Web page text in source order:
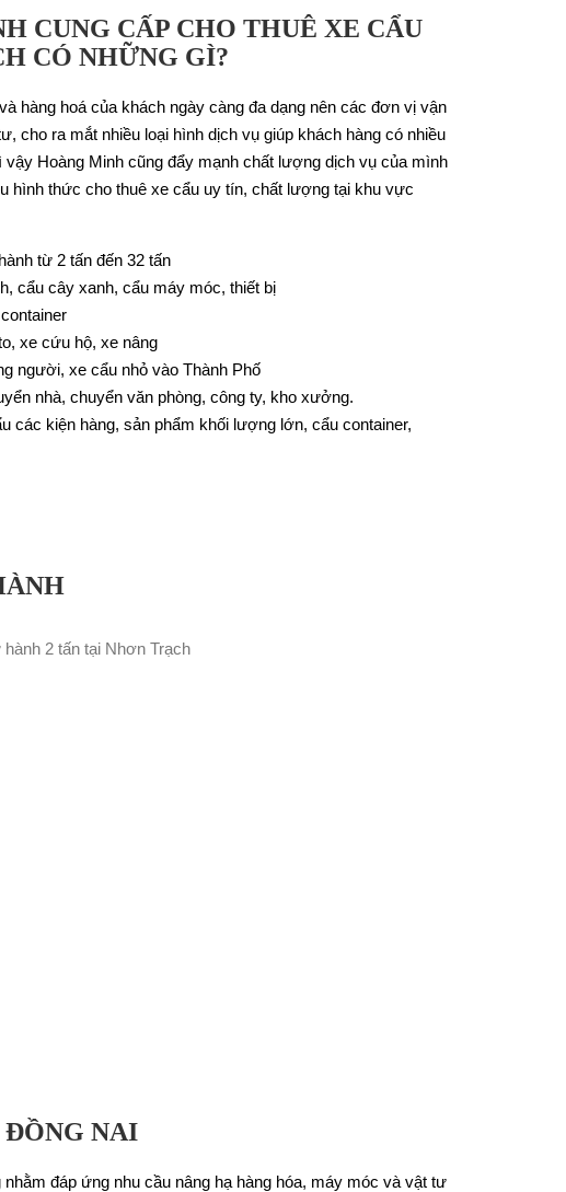
CUNG CẤP CHO THUÊ XE CẨU
CÓ NHỮNG GÌ?
hàng hoá của khách ngày càng đa dạng nên các đơn vị vận
cho ra mắt nhiều loại hình dịch vụ giúp khách hàng có nhiều
Hoàng Minh cũng đẩy mạnh chất lượng dịch vụ của mình
hình thức cho thuê xe cẩu uy tín, chất lượng tại khu vực
từ 2 tấn đến 32 tấn
cẩu cây xanh, cẩu máy móc, thiết bị
xe cứu hộ, xe nâng
người, xe cẩu nhỏ vào Thành Phố
nhà, chuyển văn phòng, công ty, kho xưởng.
các kiện hàng, sản phẩm khối lượng lớn, cẩu container,
NAI
đáp ứng nhu cầu nâng hạ hàng hóa, máy móc và vật tư